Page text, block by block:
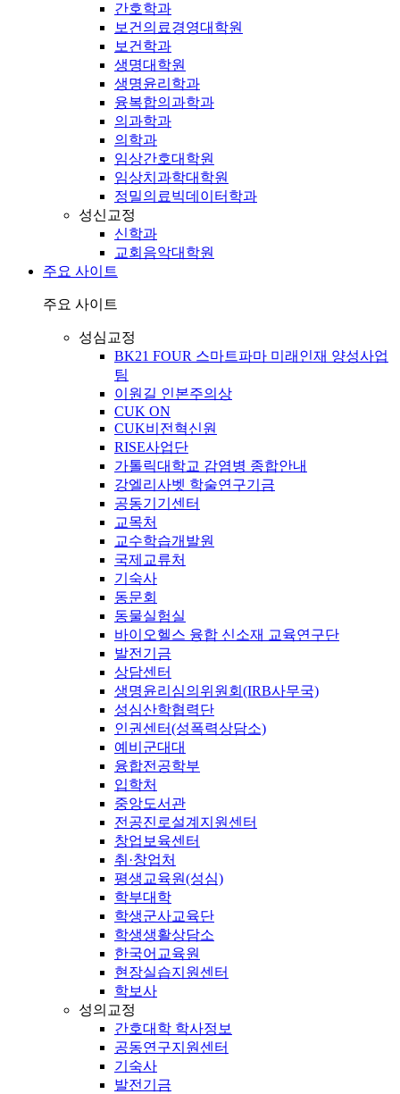
간호학과
보건의료경영대학원
보건학과
생명대학원
생명윤리학과
융복합의과학과
의과학과
의학과
임상간호대학원
임상치과학대학원
정밀의료빅데이터학과
성신교정
신학과
교회음악대학원
주요 사이트
주요 사이트
성심교정
BK21 FOUR 스마트파마 미래인재 양성사업
팀
이원길 인본주의상
CUK ON
CUK비전혁신원
RISE사업단
가톨릭대학교 감염병 종합안내
강엘리사벳 학술연구기금
공동기기센터
교목처
교수학습개발원
국제교류처
기숙사
동문회
동물실험실
바이오헬스 융합 신소재 교육연구단
발전기금
상담센터
생명윤리심의위원회(IRB사무국)
성심산학협력단
인권센터(성폭력상담소)
예비군대대
융합전공학부
입학처
중앙도서관
전공진로설계지원센터
창업보육센터
취·창업처
평생교육원(성심)
학부대학
학생군사교육단
학생생활상담소
한국어교육원
현장실습지원센터
학보사
성의교정
간호대학 학사정보
공동연구지원센터
기숙사
발전기금